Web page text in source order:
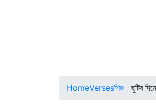
HomeVersesশিশু ছুটির দিনে